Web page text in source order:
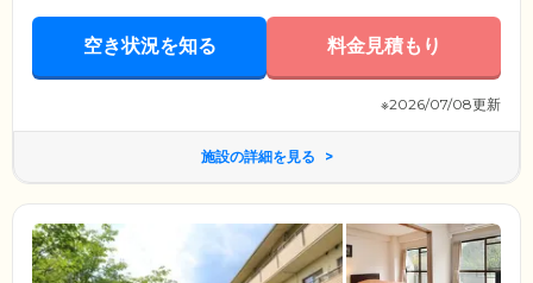
空き状況を知る 料金見積もり
※2026/07/08更新
施設の詳細を見る